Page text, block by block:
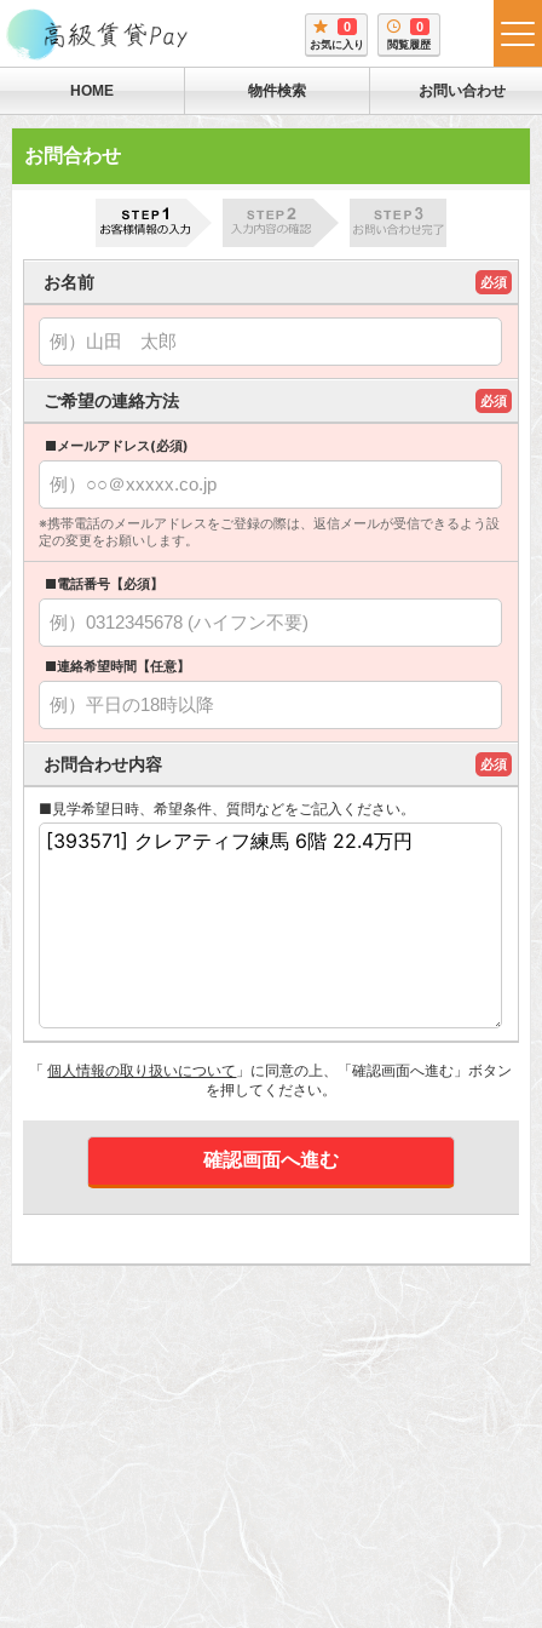
0
お気に入り
0
閲覧履歴
HOME 物件検索 お問い合わせ
お問合わせ
お名前 必須
ご希望の連絡方法 必須
■メールアドレス(必須)
※携帯電話のメールアドレスをご登録の際は、返信メールが受信できるよう設
定の変更をお願いします。
■電話番号【必須】
■連絡希望時間【任意】
お問合わせ内容 必須
■見学希望日時、希望条件、質問などをご記入ください。
「個人情報の取り扱いについて 」に同意の上、「確認画面へ進む」ボタン
を押してください。